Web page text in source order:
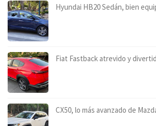
Hyundai HB20 Sedán, bien
Fiat Fastback atrevido y
CX50, lo más avanzado de